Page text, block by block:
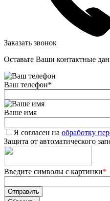
Заказать звонок
Оставьте Ваши контактные
Ваш телефон*
Ваше имя
Я согласен на обработку
Защита от автоматического
Введите символы с картинки*